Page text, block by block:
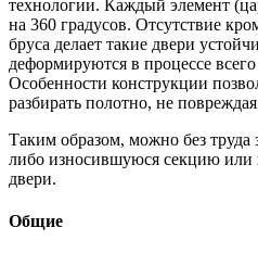
технологии. Каждый элемент
на 360 градусов. Отсутствие
бруса делает такие двери
деформируются в процессе
Особенности конструкции
разбирать полотно, не
Таким образом, можно без
либо износившуюся секцию
двери.
Общие